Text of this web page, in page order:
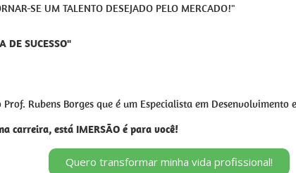
SE UM TALENTO DESEJADO PELO MERCADO!"
DE SUCESSO"
Rubens Borges que é um Especialista em
carreira, está IMERSÃO é para você!
Quero transformar minha vida profissional!